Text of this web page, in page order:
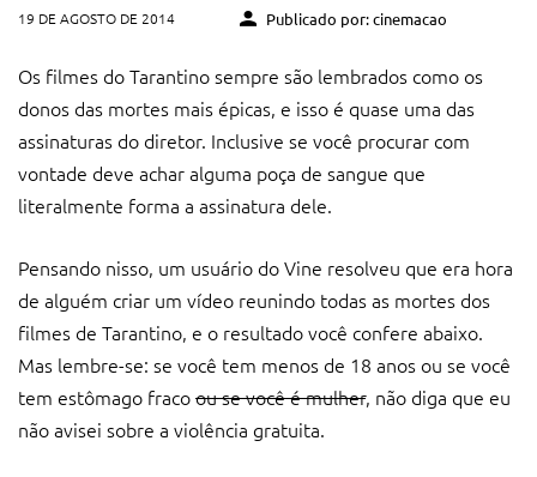
19 DE AGOSTO DE 2014 Publicado por: cinemacao
Os filmes do Tarantino sempre são lembrados como os
donos das mortes mais épicas, e isso é quase uma das
assinaturas do diretor. Inclusive se você procurar com
vontade deve achar alguma poça de sangue que
literalmente forma a assinatura dele.
Pensando nisso, um usuário do Vine resolveu que era hora
de alguém criar um vídeo reunindo todas as mortes dos
filmes de Tarantino, e o resultado você confere abaixo.
Mas lembre-se: se você tem menos de 18 anos ou se você
tem estômago fracoou se você é mulher, não diga que eu
não avisei sobre a violência gratuita.